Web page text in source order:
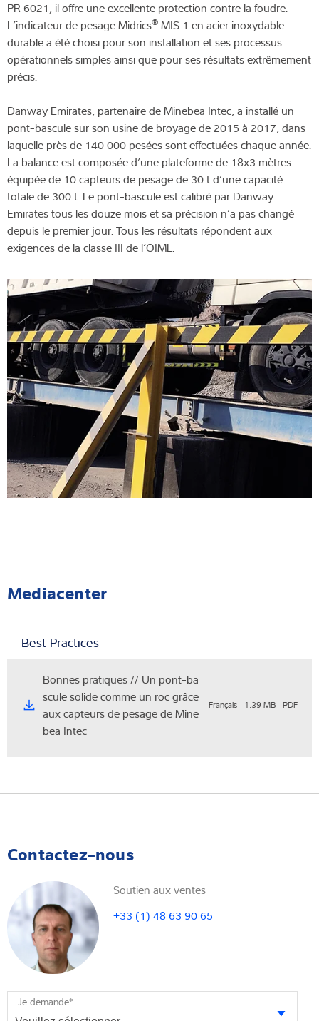
PR 6021, il offre une excellente protection contre la foudre.
L’indicateur de pesage Midrics® MIS 1 en acier inoxydable
durable a été choisi pour son installation et ses processus
opérationnels simples ainsi que pour ses résultats extrêmement
précis.
Danway Emirates, partenaire de Minebea Intec, a installé un
pont-bascule sur son usine de broyage de 2015 à 2017, dans
laquelle près de 140 000 pesées sont effectuées chaque année.
La balance est composée d’une plateforme de 18x3 mètres
équipée de 10 capteurs de pesage de 30 t d’une capacité
totale de 300 t. Le pont-bascule est calibré par Danway
Emirates tous les douze mois et sa précision n’a pas changé
depuis le premier jour. Tous les résultats répondent aux
exigences de la classe III de l’OIML.
Mediacenter
Best Practices
Bonnes pratiques // Un pont-ba
scule solide comme un roc grâce
aux capteurs de pesage de Mine
bea Intec
Français 1,39 MB PDF
Contactez-nous
Soutien aux ventes
+33 (1) 48 63 90 65
Je demande*